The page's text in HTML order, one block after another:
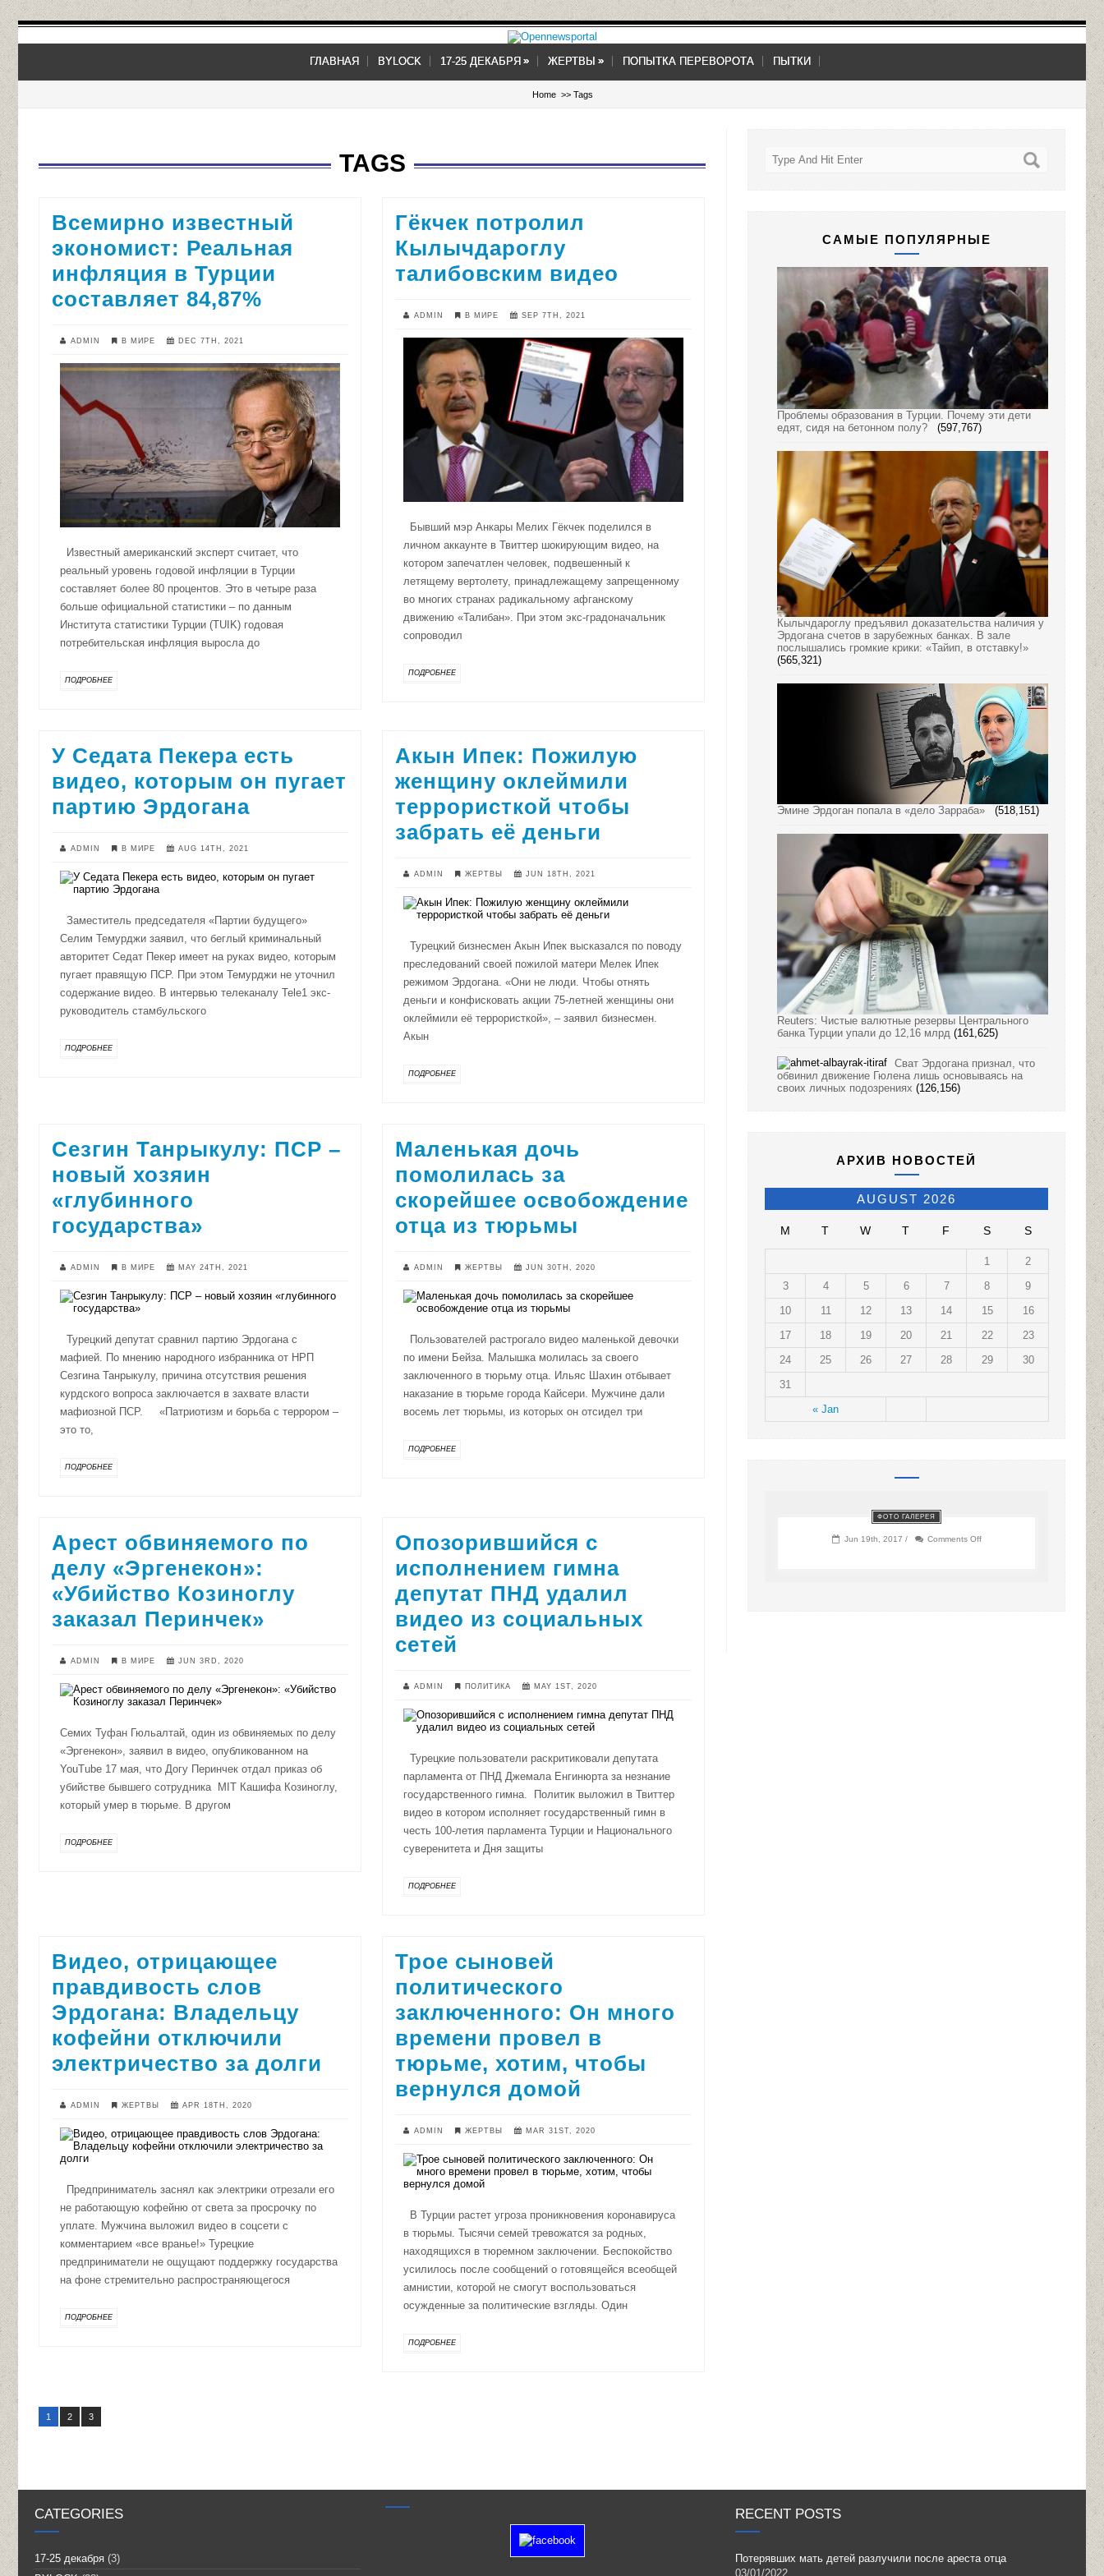
ГЛАВНАЯ BYLOCK 17-25 ДЕКАБРЯ »
» ЖЕРТВЫ »
» ПОПЫТКА ПЕРЕВОРОТА ПЫТКИ
Home >> Tags
TAGS
Всемирно известный
экономист: Реальная
инфляция в Турции
составляет 84,87%
ADMIN В МИРЕ DEC 7TH, 2021
Известный американский эксперт считает, что
реальный уровень годовой инфляции в Турции
составляет более 80 процентов. Это в четыре раза
больше официальной статистики – по данным
Института статистики Турции (TUIK) годовая
потребительская инфляция выросла до
ПОДРОБНЕЕ
Гёкчек потролил
Кылычдароглу
талибовским видео
ADMIN В МИРЕ SEP 7TH, 2021
Бывший мэр Анкары Мелих Гёкчек поделился в
личном аккаунте в Твиттер шокирующим видео, на
котором запечатлен человек, подвешенный к
летящему вертолету, принадлежащему запрещенному
во многих странах радикальному афганскому
движению «Талибан». При этом экс-градоначальник
сопроводил
ПОДРОБНЕЕ
У Седата Пекера есть
видео, которым он пугает
партию Эрдогана
ADMIN В МИРЕ AUG 14TH, 2021
Заместитель председателя «Партии будущего»
Селим Темурджи заявил, что беглый криминальный
авторитет Седат Пекер имеет на руках видео, которым
пугает правящую ПСР. При этом Темурджи не уточнил
содержание видео. В интервью телеканалу Tele1 экс-
руководитель стамбульского
ПОДРОБНЕЕ
Акын Ипек: Пожилую
женщину оклеймили
террористкой чтобы
забрать её деньги
ADMIN ЖЕРТВЫ JUN 18TH, 2021
Турецкий бизнесмен Акын Ипек высказался по поводу
преследований своей пожилой матери Мелек Ипек
режимом Эрдогана. «Они не люди. Чтобы отнять
деньги и конфисковать акции 75-летней женщины они
оклеймили её террористкой», – заявил бизнесмен.
Акын
ПОДРОБНЕЕ
Сезгин Танрыкулу: ПСР –
новый хозяин
«глубинного
государства»
ADMIN В МИРЕ MAY 24TH, 2021
Турецкий депутат сравнил партию Эрдогана с
мафией. По мнению народного избранника от НРП
Сезгина Танрыкулу, причина отсутствия решения
курдского вопроса заключается в захвате власти
мафиозной ПСР. «Патриотизм и борьба с террором –
это то,
ПОДРОБНЕЕ
Маленькая дочь
помолилась за
скорейшее освобождение
отца из тюрьмы
ADMIN ЖЕРТВЫ JUN 30TH, 2020
Пользователей растрогало видео маленькой девочки
по имени Бейза. Малышка молилась за своего
заключенного в тюрьму отца. Ильяс Шахин отбывает
наказание в тюрьме города Кайсери. Мужчине дали
восемь лет тюрьмы, из которых он отсидел три
ПОДРОБНЕЕ
Арест обвиняемого по
делу «Эргенекон»:
«Убийство Козиноглу
заказал Перинчек»
ADMIN В МИРЕ JUN 3RD, 2020
Семих Туфан Гюльалтай, один из обвиняемых по делу
«Эргенекон», заявил в видео, опубликованном на
YouTube 17 мая, что Догу Перинчек отдал приказ об
убийстве бывшего сотрудника MIT Кашифа Козиноглу,
который умер в тюрьме. В другом
ПОДРОБНЕЕ
Опозорившийся с
исполнением гимна
депутат ПНД удалил
видео из социальных
сетей
ADMIN ПОЛИТИКА MAY 1ST, 2020
Турецкие пользователи раскритиковали депутата
парламента от ПНД Джемала Енгинюрта за незнание
государственного гимна. Политик выложил в Твиттер
видео в котором исполняет государственный гимн в
честь 100-летия парламента Турции и Национального
суверенитета и Дня защиты
ПОДРОБНЕЕ
Видео, отрицающее
правдивость слов
Эрдогана: Владельцу
кофейни отключили
электричество за долги
ADMIN ЖЕРТВЫ APR 18TH, 2020
Предприниматель заснял как электрики отрезали его
не работающую кофейню от света за просрочку по
уплате. Мужчина выложил видео в соцсети с
комментарием «все вранье!» Турецкие
предприниматели не ощущают поддержку государства
на фоне стремительно распространяющегося
ПОДРОБНЕЕ
Трое сыновей
политического
заключенного: Он много
времени провел в
тюрьме, хотим, чтобы
вернулся домой
ADMIN ЖЕРТВЫ MAR 31ST, 2020
В Турции растет угроза проникновения коронавируса
в тюрьмы. Тысячи семей тревожатся за родных,
находящихся в тюремном заключении. Беспокойство
усилилось после сообщений о готовящейся всеобщей
амнистии, которой не смогут воспользоваться
осужденные за политические взгляды. Один
ПОДРОБНЕЕ
1 2 3
САМЫЕ ПОПУЛЯРНЫЕ
Проблемы образования в Турции. Почему эти дети
едят, сидя на бетонном полу?
(597,767)
Кылычдароглу предъявил доказательства наличия у
Эрдогана счетов в зарубежных банках. В зале
послышались громкие крики: «Тайип, в отставку!»
(565,321)
Эмине Эрдоган попала в «дело Зарраба» (518,151)
Reuters: Чистые валютные резервы Центрального
банка Турции упали до 12,16 млрд (161,625)
Сват Эрдогана признал, что
обвинил движение Гюлена лишь основываясь на
своих личных подозрениях (126,156)
АРХИВ НОВОСТЕЙ
AUGUST 2026
M T W T F S S
« Jan
1
2
3
4 5 6 7 8
9
10
11 12 13 14 15
16
17
18 19 20 21 22
23
24
25 26 27 28 29
30
31
ФОТО ГАЛЕРЕЯ
Jun 19th, 2017 / Comments Offon
CATEGORIES
17-25 декабря (3)
RECENT POSTS
Потерявших мать детей разлучили после ареста отца
03/01/2022